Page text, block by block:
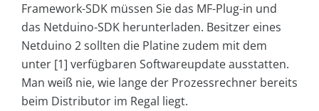
Framework-SDK müssen Sie das MF-Plug-in und
das Netduino-SDK herunterladen. Besitzer eines
Netduino 2 sollten die Platine zudem mit dem
unter [1] verfügbaren Softwareupdate ausstatten.
Man weiß nie, wie lange der Prozessrechner bereits
beim Distributor im Regal liegt.